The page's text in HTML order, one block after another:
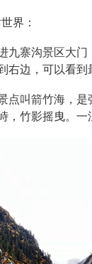
界：
九寨沟景区大
右边，可以看到
点叫箭竹海，
，竹影摇曳。一